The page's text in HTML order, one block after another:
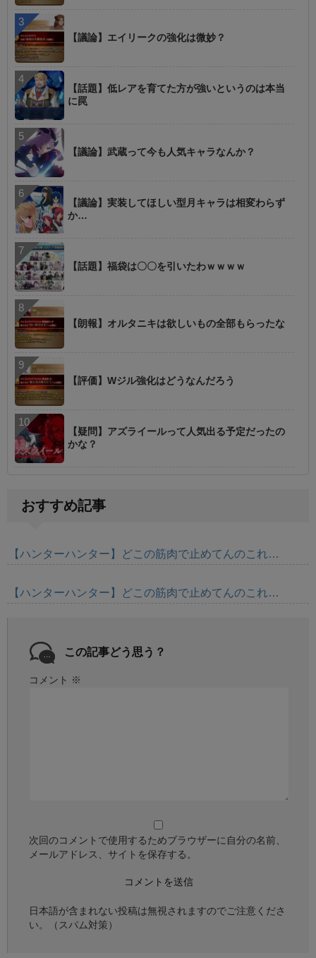
【議論】エイリークの強化は微妙？
【話題】低レアを育てた方が強いというのは本当
に罠
【議論】武蔵って今も人気キャラなんか？
【議論】実装してほしい型月キャラは相変わらず
か…
【話題】福袋は〇〇を引いたわｗｗｗｗ
【朗報】オルタニキは欲しいもの全部もらったな
【評価】Wジル強化はどうなんだろう
【疑問】アズライールって人気出る予定だったの
かな？
おすすめ記事
【ハンターハンター】どこの筋肉で止めてんのこれ…
【ハンターハンター】どこの筋肉で止めてんのこれ…
この記事どう思う？
コメント ※
次回のコメントで使用するためブラウザーに自分の名前、
メールアドレス、サイトを保存する。
日本語が含まれない投稿は無視されますのでご注意くださ
い。（スパム対策）